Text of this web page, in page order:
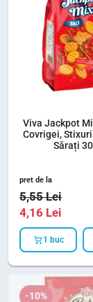
Viva Jackpot
Covrigei,
Sărați
pret de la
5,55Lei
4,16 Lei
1 buc
-10%